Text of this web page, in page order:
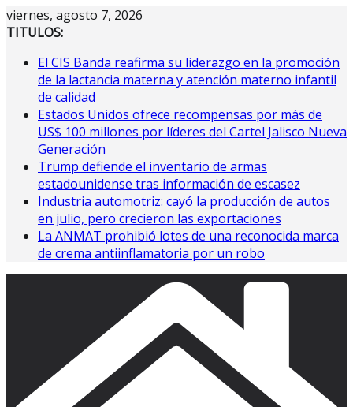
Saltar
al
viernes, agosto 7, 2026
TITULOS:
El CIS Banda reafirma su liderazgo en la promoción
de la lactancia materna y atención materno infantil
de calidad
Estados Unidos ofrece recompensas por más de
US$ 100 millones por líderes del Cartel Jalisco Nueva
Generación
Trump defiende el inventario de armas
estadounidense tras información de escasez
Industria automotriz: cayó la producción de autos
en julio, pero crecieron las exportaciones
La ANMAT prohibió lotes de una reconocida marca
de crema antiinflamatoria por un robo